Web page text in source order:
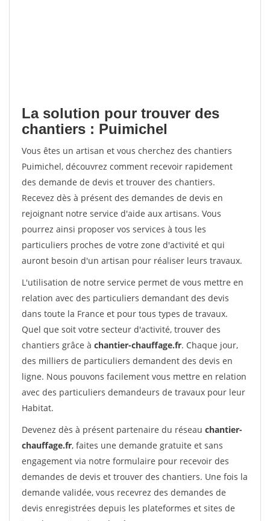
La solution pour trouver des
chantiers : Puimichel
Vous êtes un artisan et vous cherchez des chantiers
Puimichel, découvrez comment recevoir rapidement
des demande de devis et trouver des chantiers.
Recevez dès à présent des demandes de devis en
rejoignant notre service d'aide aux artisans. Vous
pourrez ainsi proposer vos services à tous les
particuliers proches de votre zone d'activité et qui
auront besoin d'un artisan pour réaliser leurs travaux.
L'utilisation de notre service permet de vous mettre en
relation avec des particuliers demandant des devis
dans toute la France et pour tous types de travaux.
Quel que soit votre secteur d'activité, trouver des
chantiers grâce à chantier-chauffage.fr. Chaque jour,
des milliers de particuliers demandent des devis en
ligne. Nous pouvons facilement vous mettre en relation
avec des particuliers demandeurs de travaux pour leur
Habitat.
Devenez dès à présent partenaire du réseau chantier-
chauffage.fr, faites une demande gratuite et sans
engagement via notre formulaire pour recevoir des
demandes de devis et trouver des chantiers. Une fois la
demande validée, vous recevrez des demandes de
devis enregistrées depuis les plateformes et sites de